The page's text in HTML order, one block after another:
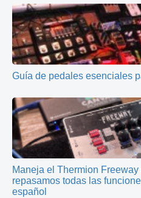
Guía de pedales esenciales
Maneja el Thermion
repasamos todas las
español